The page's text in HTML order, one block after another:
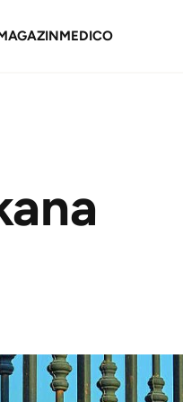
MEDICO